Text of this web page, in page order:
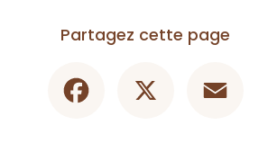
Partagez cette page